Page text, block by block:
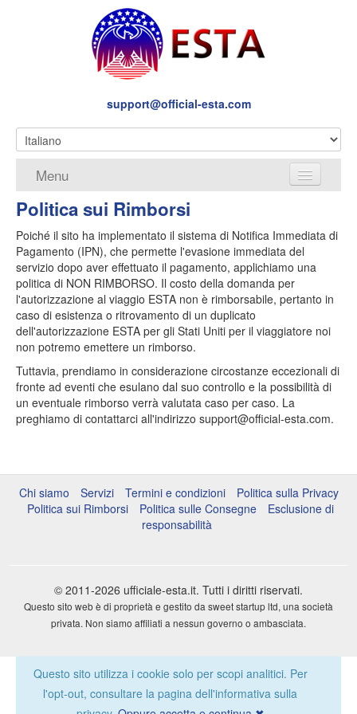
support@official-esta.com
Menu
Chi siamo
Servizi
Termini e condizioni
Politica sulla Privacy
Politica sui Rimborsi
Politica sulle Consegne
Esclusione di responsabilità
Politica sui Rimborsi
Poiché il sito ha implementato il sistema di Notifica Immediata di
Pagamento (IPN), che permette l'evasione immediata del
servizio dopo aver effettuato il pagamento, applichiamo una
politica di NON RIMBORSO. Il costo della domanda per
l'autorizzazione al viaggio ESTA non è rimborsabile, pertanto in
caso di esistenza o ritrovamento di un duplicato
dell'autorizzazione ESTA per gli Stati Uniti per il viaggiatore noi
non potremo emettere un rimborso.
Tuttavia, prendiamo in considerazione circostanze eccezionali di
fronte ad eventi che esulano dal suo controllo e la possibilità di
un eventuale rimborso verrà valutata caso per caso. La
preghiamo di contattarci all'indirizzo support@official-esta.com.
Chi siamo Servizi Termini e condizioni
Politica sulla Privacy
Politica sui Rimborsi
Politica sulle Consegne
Esclusione di
responsabilità
© 2011-2026 ufficiale-esta.it. Tutti i diritti riservati.
Questo sito web è di proprietà e gestito da sweet startup ltd, una società
privata. Non siamo affiliati a nessun governo o ambasciata.
Questo sito utilizza i cookie solo per scopi analitici. Per
l'opt-out, consultare la pagina dell'informativa sulla